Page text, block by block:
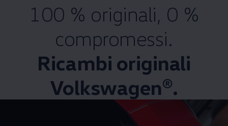
100 % originali, 0 %
compromessi.
Ricambi originali
Volkswagen®.